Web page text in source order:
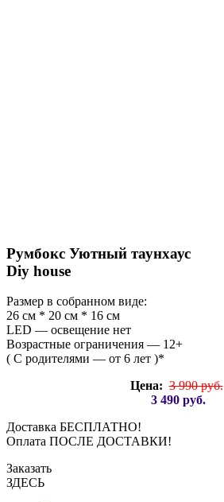
Румбокс Уютный таунхаус
Diy house
Размер в собранном виде:
26 см * 20 см * 16 см
LED — освещение нет
Возрастные ограничения — 12+
( С родителями — от 6 лет )*
Цена: 3 990 руб.
3 490 руб.
Доставка БЕСПЛАТНО!
Оплата ПОСЛЕ ДОСТАВКИ!
Заказать
ЗДЕСЬ